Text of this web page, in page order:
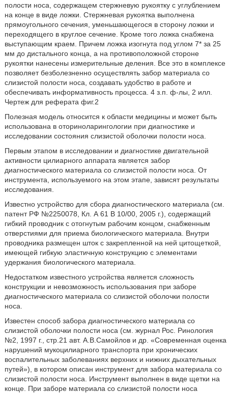
полости носа, содержащем стержневую рукоятку с углублением
на конце в виде ложки. Стержневая рукоятка выполнена
прямоугольного сечения, уменьшающегося в сторону ложки и
переходящего в круглое сечение. Кроме того ложка снабжена
выступающим краем. Причем ложка изогнута под углом 7* за 25
мм до дистального конца, а на противоположной стороне
рукоятки нанесены измерительные деления. Все это в комплексе
позволяет безболезненно осуществлять забор материала со
слизистой полости носа, создавать удобство в работе и
обеспечивать информативность процесса. 4 з.п. ф-лы, 2 илл.
Чертеж для реферата фиг.2
Полезная модель относится к области медицины и может быть
использована в оториноларингологии при диагностике и
исследовании состояния слизистой оболочки полости носа.
Первым этапом в исследовании и диагностике двигательной
активности цилиарного аппарата является забор
диагностического материала со слизистой полости носа. От
инструмента, используемого на этом этапе, зависят результаты
исследования.
Известно устройство для сбора диагностического материала (см.
патент РФ №2250078, Кл. А 61 В 10/00, 2005 г.), содержащий
гибкий проводник с отогнутым рабочим концом, снабженным
отверстиями для приема биологического материала. Внутри
проводника размещен шток с закрепленной на ней цитощеткой,
имеющей гибкую эластичную конструкцию с элементами
удержания биологического материала.
Недостатком известного устройства является сложность
конструкции и невозможность использования при заборе
диагностического материала со слизистой оболочки полости
носа.
Известен способ забора диагностического материала со
слизистой оболочки полости носа (см. журнал Рос. Ринология
№2, 1997 г., стр.21 авт. А.В.Самойлов и др. «Современная оценка
нарушений мукоцилиарного транспорта при хронических
воспалительных заболеваниях верхних и нижних дыхательных
путей»), в котором описан инструмент для забора материала со
слизистой полости носа. Инструмент выполнен в виде щетки на
конце. При заборе материала со слизистой полости носа